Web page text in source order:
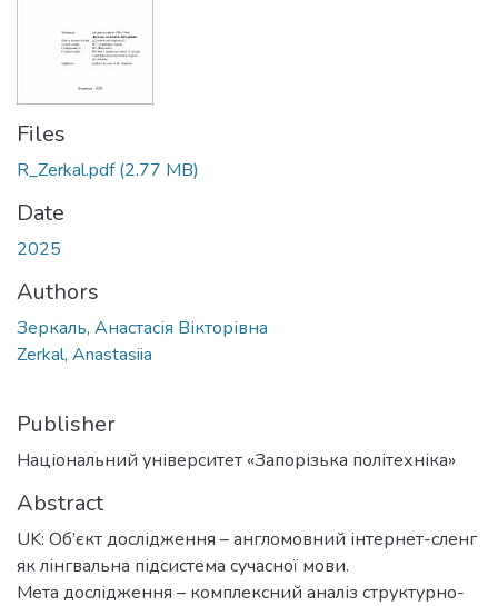
Files
R_Zerkal.pdf(2.77 MB)
Date
2025
Authors
Зеркаль, Анастасія Вікторівна
Zerkal, Anastasiia
Publisher
Національний університет «Запорізька політехніка»
Abstract
UK: Об’єкт дослідження – англомовний інтернет-сленг
як лінгвальна підсистема сучасної мови.
Мета дослідження – комплексний аналіз структурно-